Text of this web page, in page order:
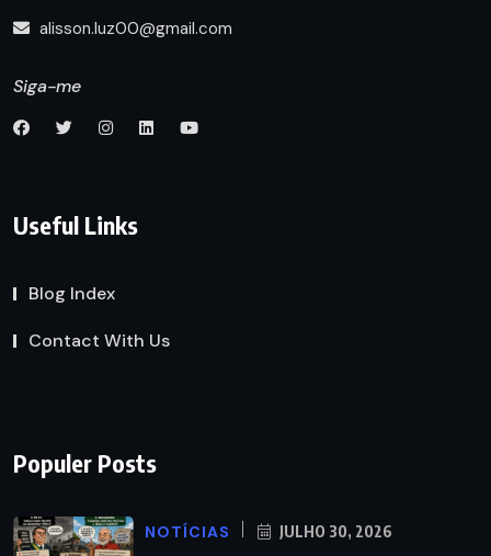
alisson.luz00@gmail.com
Siga-me
Useful Links
Blog Index
Contact With Us
Populer Posts
NOTÍCIAS JULHO 30, 2026